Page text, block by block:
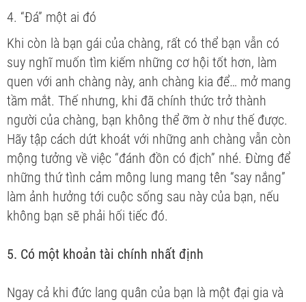
4. “Đá” một ai đó
Khi còn là bạn gái của chàng, rất có thể bạn vẫn có
suy nghĩ muốn tìm kiếm những cơ hội tốt hơn, làm
quen với anh chàng này, anh chàng kia để… mở mang
tầm mắt. Thế nhưng, khi đã chính thức trở thành
người của chàng, bạn không thể ỡm ờ như thế được.
Hãy tập cách dứt khoát với những anh chàng vẫn còn
mộng tưởng về việc “đánh đồn có địch” nhé. Đừng để
những thứ tình cảm mông lung mang tên “say nắng”
làm ảnh hưởng tới cuộc sống sau này của bạn, nếu
không bạn sẽ phải hối tiếc đó.
5. Có một khoản tài chính nhất định
Ngay cả khi đức lang quân của bạn là một đại gia và